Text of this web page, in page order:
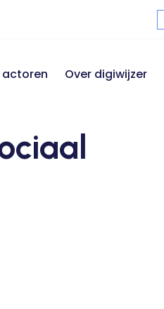
actoren Over digiwijzer